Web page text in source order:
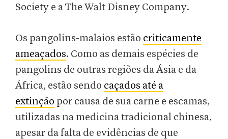
Society e a The Walt Disney Company.
Os pangolins-malaios estão criticamente
ameaçados. Como as demais espécies de
pangolins de outras regiões da Ásia e da
África, estão sendo caçados até a
extinção por causa de sua carne e escamas,
utilizadas na medicina tradicional chinesa,
apesar da falta de evidências de que